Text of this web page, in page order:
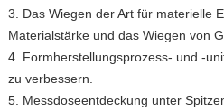
3. Das Wiegen der Art für materielle
Materialstärke und das Wiegen von
4. Formherstellungsprozess- und -
zu verbessern.
5. Messdoseentdeckung unter